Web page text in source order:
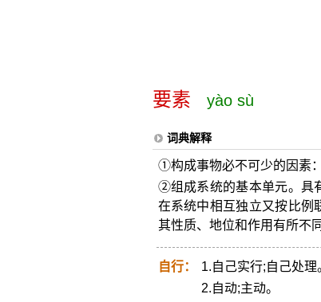
要素 yào sù
词典解释
①构成事物必不可少的因素
②组成系统的基本单元。具
在系统中相互独立又按比例
其性质、地位和作用有所不
自行：
1.自己实行;自己处理
2.自动;主动。